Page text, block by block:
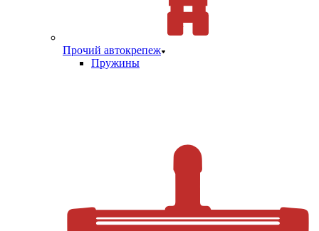
Прочий автокрепеж
Пружины